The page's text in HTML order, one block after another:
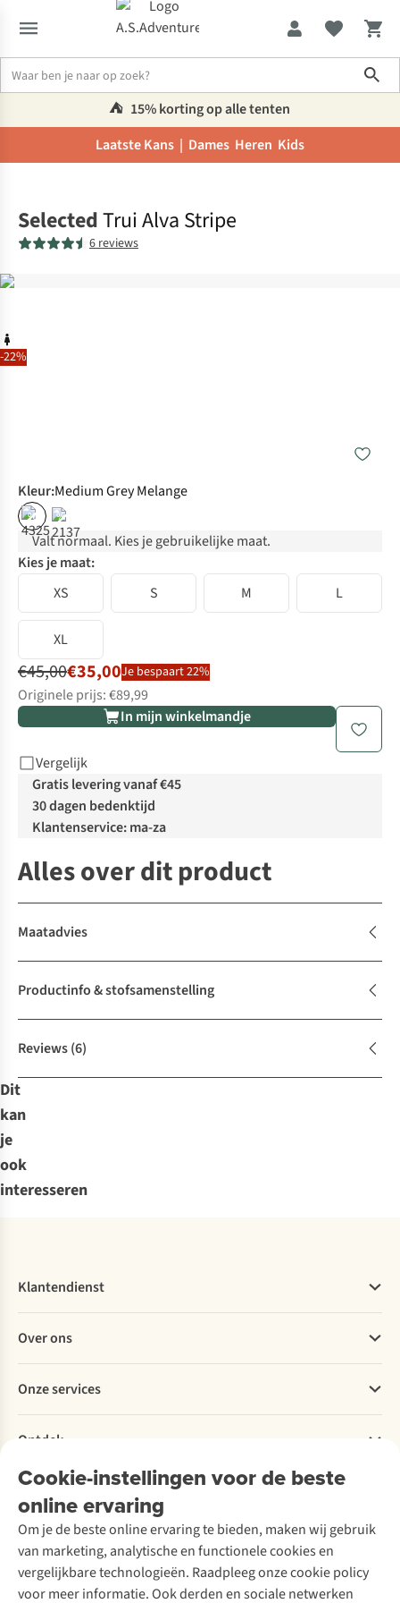
⛺️ 15% korting op alle tenten
Laatste Kans | Dames Heren Kids
-22%
SelectedTrui Alva Stripe
6 reviews
Kleur:Medium Grey Melange
% %
Valt normaal. Kies je gebruikelijke maat.
Kies je maat:
XS
S M L
XL
€45,00€35,00Je bespaart 22%
Originele prijs: €89,99
In mijn winkelmandje
Vergelijk
Gratis levering vanaf €45
30 dagen bedenktijd
Klantenservice: ma-za
Alles over dit product
Maatadvies
Productinfo & stofsamenstelling
Reviews(6)
Dit
kan
je
ook
interesseren
Cookie-instellingen voor de beste
online ervaring
Om je de beste online ervaring te bieden, maken wij gebruik
van marketing, analytische en functionele cookies en
vergelijkbare technologieën. Raadpleeg onze cookie policy
voor meer informatie. Ook derden en sociale netwerken
Klantendienst
Bestellen
Betalen
Levering
Retourneren
Bestelling herroepen
Garantie
Contact
Over ons
Explore More
Verantwoord ondernemen
Over Ayacucho
Onze winkels
Over A.S.Adventure
Toegankelijkheidsverklaring
Onze services
Ski-onderhoud
Wasservice
Schoenonderhoud
Schoenherstelling
Kledingherstelling
Retouches
Ontdek
A.S.Magazine
Podcast
Explore Academy
Explore Camp
Gear Check
Inspiratie & advies
Meld je aan voor de nieuwsbrief